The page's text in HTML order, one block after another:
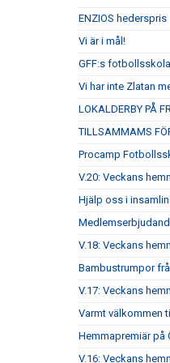
ENZIOS hederspris
Vi är i mål!
GFF:s
Vi har inte Zlatan
LOKALDERBY PÅ
TILLSAMMAMS
Procamp
V.20: Veckans
Hjälp oss i
V.18: Veckans
Bambustrumpor
V.17: Veckans
Varmt välkommen
Hemmapremiär på
V.16: Veckans